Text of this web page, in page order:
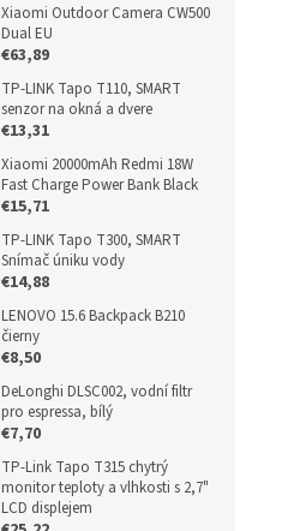
Xiaomi Outdoor Camera CW500
Dual EU
€63,89
TP-LINK Tapo T110, SMART
senzor na okná a dvere
€13,31
Xiaomi 20000mAh Redmi 18W
Fast Charge Power Bank Black
€15,71
TP-LINK Tapo T300, SMART
Snímač úniku vody
€14,88
LENOVO 15.6 Backpack B210
čierny
€8,50
DeLonghi DLSC002, vodní filtr
pro espressa, bílý
€7,70
TP-Link Tapo T315 chytrý
monitor teploty a vlhkosti s 2,7"
LCD displejem